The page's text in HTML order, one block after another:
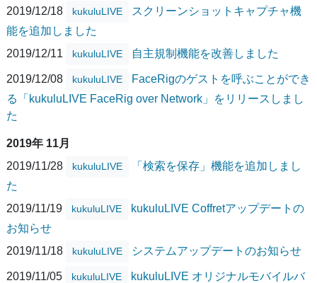
2019/12/18
kukuluLIVE
スクリーンショットキャプチャ機
能を追加しました
2019/12/11
kukuluLIVE 自主規制機能を改善しました
2019/12/08 kukuluLIVE
FaceRigのゲストを呼ぶことができ
る「kukuluLIVE FaceRig over Network」をリリースしまし
た
2019年 11月
2019/11/28
kukuluLIVE
「検索を保存」機能を追加しまし
た
2019/11/19
kukuluLIVE
kukuluLIVE Coffretアップデートの
お知らせ
2019/11/18
kukuluLIVE システムアップデートのお知らせ
2019/11/05 kukuluLIVE
kukuluLIVE オリジナルモバイルバ